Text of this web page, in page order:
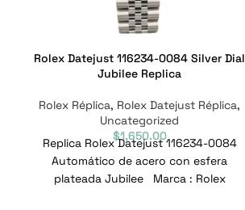
Rolex Datejust 116234-0084 Silver Dial
Jubilee Replica
Rolex Réplica, Rolex Datejust Réplica,
Uncategorized
$1,650.00
Replica Rolex Datejust 116234-0084
Automático de acero con esfera
plateada Jubilee Marca : Rolex